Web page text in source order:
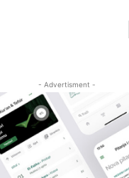
- Advertisment -